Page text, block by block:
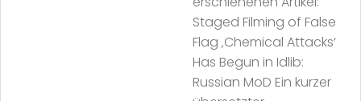
Staged Filming of False
Flag ‚Chemical Attacks‘
Has Begun in Idlib:
Russian MoD Ein kurzer